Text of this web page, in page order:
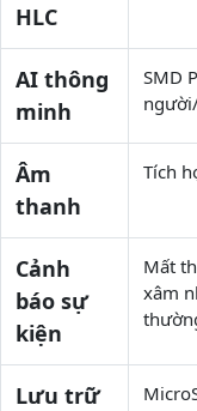
HLC
AI thông
minh
SMD
Âm
thanh
Tích
Cảnh
báo sự
kiện
Mất
xâm
Lưu trữ